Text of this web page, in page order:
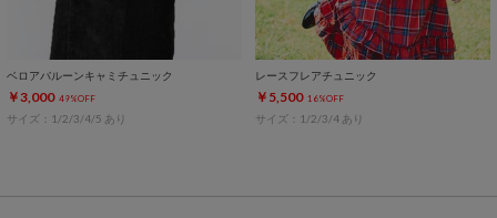
ベロアバルーンキャミチュニック
￥3,000 49%OFF
サイズ：1/2/3/4/5 あり
レースフレアチュニック
￥5,500 16%OFF
サイズ：1/2/3/4 あり